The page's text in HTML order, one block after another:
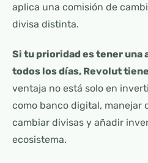
aplica una comisión de
divisa distinta.
Si tu prioridad es tener una
todos los días, Revolut
ventaja no está solo en
como banco digital, manejar
cambiar divisas y añadir
ecosistema.